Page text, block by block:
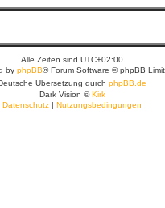
Alle Zeiten sind UTC+02:00
by phpBB® Forum Software © phpBB
Übersetzung durch phpBB.de
Dark Vision ©Kirk
Datenschutz | Nutzungsbedingungen